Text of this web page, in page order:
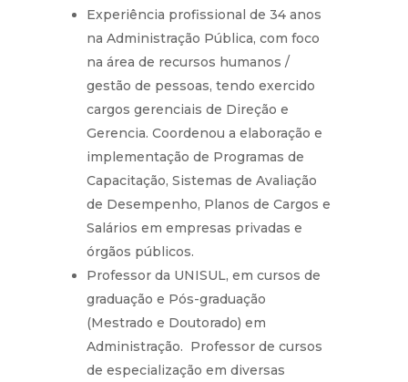
Experiência profissional de 34 anos
na Administração Pública, com foco
na área de recursos humanos /
gestão de pessoas, tendo exercido
cargos gerenciais de Direção e
Gerencia. Coordenou a elaboração e
implementação de Programas de
Capacitação, Sistemas de Avaliação
de Desempenho, Planos de Cargos e
Salários em empresas privadas e
órgãos públicos.
Professor da UNISUL, em cursos de
graduação e Pós-graduação
(Mestrado e Doutorado) em
Administração. Professor de cursos
de especialização em diversas